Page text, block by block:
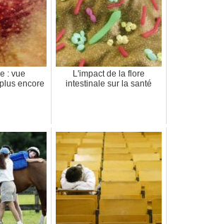
: vue
encore
L'impact de la flore
intestinale sur la santé